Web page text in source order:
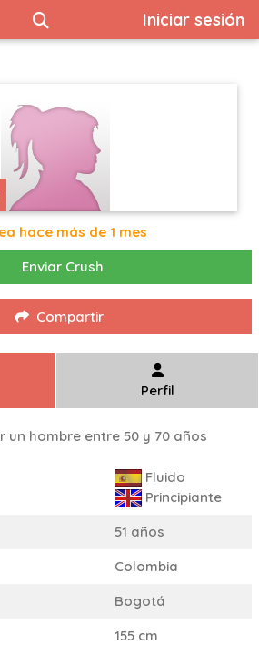
Iniciar sesión
hace más de 1 mes
Enviar Crush
Compartir
Perfil
un hombre entre 50 y 70 años
Fluido
Principiante
51 años
Colombia
Bogotá
155 cm